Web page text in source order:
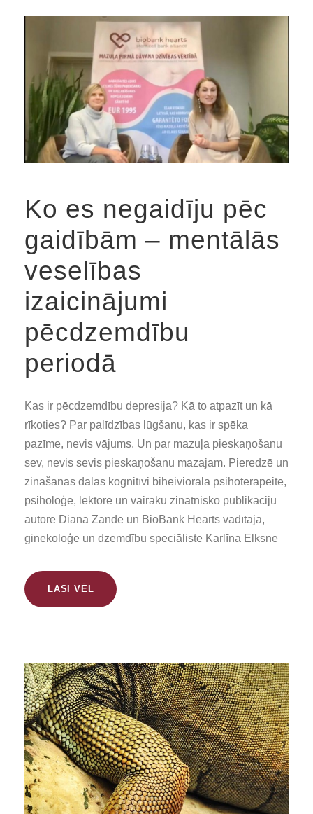
Ko es negaidīju pēc
gaidībām – mentālās
veselības
izaicinājumi
pēcdzemdību
periodā
Kas ir pēcdzemdību depresija? Kā to atpazīt un kā
rīkoties? Par palīdzības lūgšanu, kas ir spēka
pazīme, nevis vājums. Un par mazuļa pieskaņošanu
sev, nevis sevis pieskaņošanu mazajam. Pieredzē un
zināšanās dalās kognitīvi biheiviorālā psihoterapeite,
psiholoģe, lektore un vairāku zinātnisko publikāciju
autore Diāna Zande un BioBank Hearts vadītāja,
ginekoloģe un dzemdību speciāliste Karlīna Elksne
LASI VĒL